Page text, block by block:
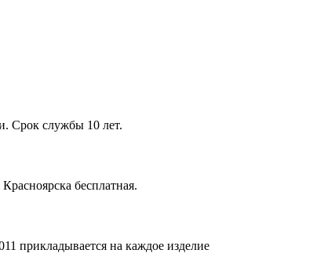
Срок службы 10 лет.
бесплатная.
прикладывается на каждое изделие